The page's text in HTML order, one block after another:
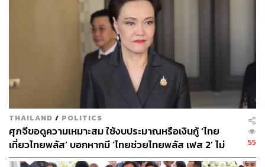
THAILAND / POLITICS
ศุภจีขอดูความเหมาะสม ใช้งบประมาณหรือเงินกู้ ‘ไทย
เที่ยวไทยพลัส’ บอกหากมี ‘ไทยช่วยไทยพลัส เฟส 2’ ไม่
จำเป็นต้องออกพร้อมกัน
55